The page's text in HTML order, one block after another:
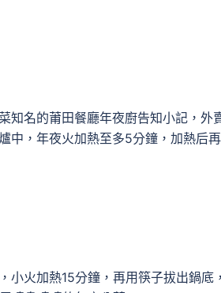
知名的莆田餐廳年夜廚告知小記，外
中，年夜火加熱至多5分鐘，加熱后
小火加熱15分鐘，再用筷子拔出鍋底